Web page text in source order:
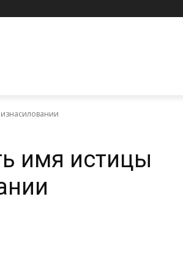
имя истицы